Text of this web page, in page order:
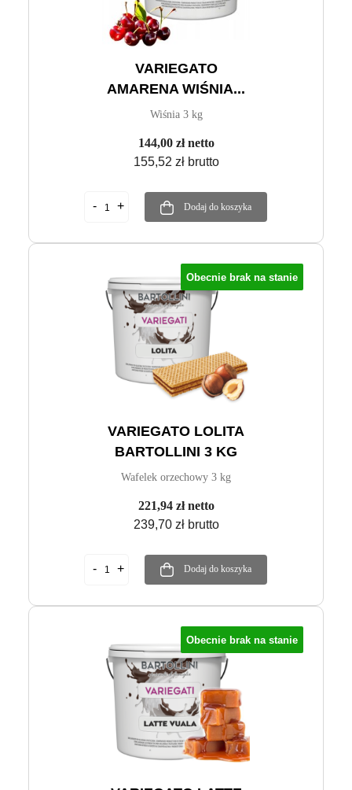
VARIEGATO
AMARENA WIŚNIA...
Wiśnia 3 kg
144,00 zł netto
155,52 zł brutto
Dodaj do koszyka
VARIEGATO LOLITA
BARTOLLINI 3 KG
Wafelek orzechowy 3 kg
221,94 zł netto
239,70 zł brutto
Dodaj do koszyka
Obecnie brak na stanie
Obecnie brak na stanie